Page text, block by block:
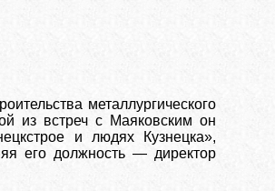
металлургического
из встреч с Маяковским он
и людях Кузнецка»,
его должность — директор